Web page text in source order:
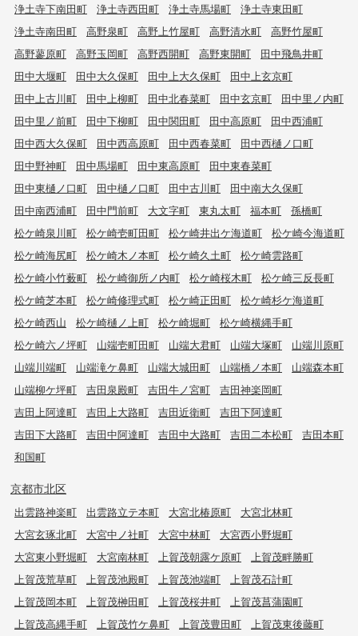
浄土寺下南田町
浄土寺西田町 浄土寺馬場町
浄土寺東田町
浄土寺南田町
高野泉町 高野上竹屋町 高野清水町
高野竹屋町
高野蓼原町
高野玉岡町 高野西開町 高野東開町
田中飛鳥井町
田中大堰町
田中大久保町 田中上大久保町
田中上玄京町
田中上古川町
田中上柳町 田中北春菜町 田中玄京町
田中里ノ内町
田中里ノ前町
田中下柳町 田中関田町 田中高原町
田中西浦町
田中西大久保町
田中西高原町 田中西春菜町
田中西樋ノ口町
田中野神町
田中馬場町 田中東高原町
田中東春菜町
田中東樋ノ口町
田中樋ノ口町 田中古川町
田中南大久保町
田中南西浦町
田中門前町 大文字町 東丸太町 福本町
孫橋町
松ケ崎泉川町
松ケ崎壱町田町 松ケ崎井出ケ海道町
松ケ崎今海道町
松ケ崎海尻町
松ケ崎木ノ本町 松ケ崎久土町
松ケ崎雲路町
松ケ崎小竹薮町
松ケ崎御所ノ内町 松ケ崎桜木町
松ケ崎三反長町
松ケ崎芝本町
松ケ崎修理式町 松ケ崎正田町
松ケ崎杉ケ海道町
松ケ崎西山
松ケ崎樋ノ上町 松ケ崎堀町
松ケ崎横縄手町
松ケ崎六ノ坪町
山端壱町田町 山端大君町 山端大塚町
山端川原町
山端川端町
山端滝ケ鼻町 山端大城田町 山端橋ノ本町
山端森本町
山端柳ケ坪町
吉田泉殿町 吉田牛ノ宮町
吉田神楽岡町
吉田上阿達町
吉田上大路町 吉田近衛町
吉田下阿達町
吉田下大路町
吉田中阿達町 吉田中大路町 吉田二本松町
吉田本町
和国町
京都市北区
出雲路神楽町 出雲路立テ本町 大宮北椿原町
大宮北林町
大宮玄琢北町
大宮中ノ社町 大宮中林町
大宮西小野堀町
大宮東小野堀町
大宮南林町 上賀茂朝露ケ原町
上賀茂畔勝町
上賀茂荒草町
上賀茂池殿町 上賀茂池端町
上賀茂石計町
上賀茂岡本町
上賀茂榊田町 上賀茂桜井町
上賀茂菖蒲園町
上賀茂高縄手町
上賀茂竹ケ鼻町 上賀茂豊田町
上賀茂東後藤町